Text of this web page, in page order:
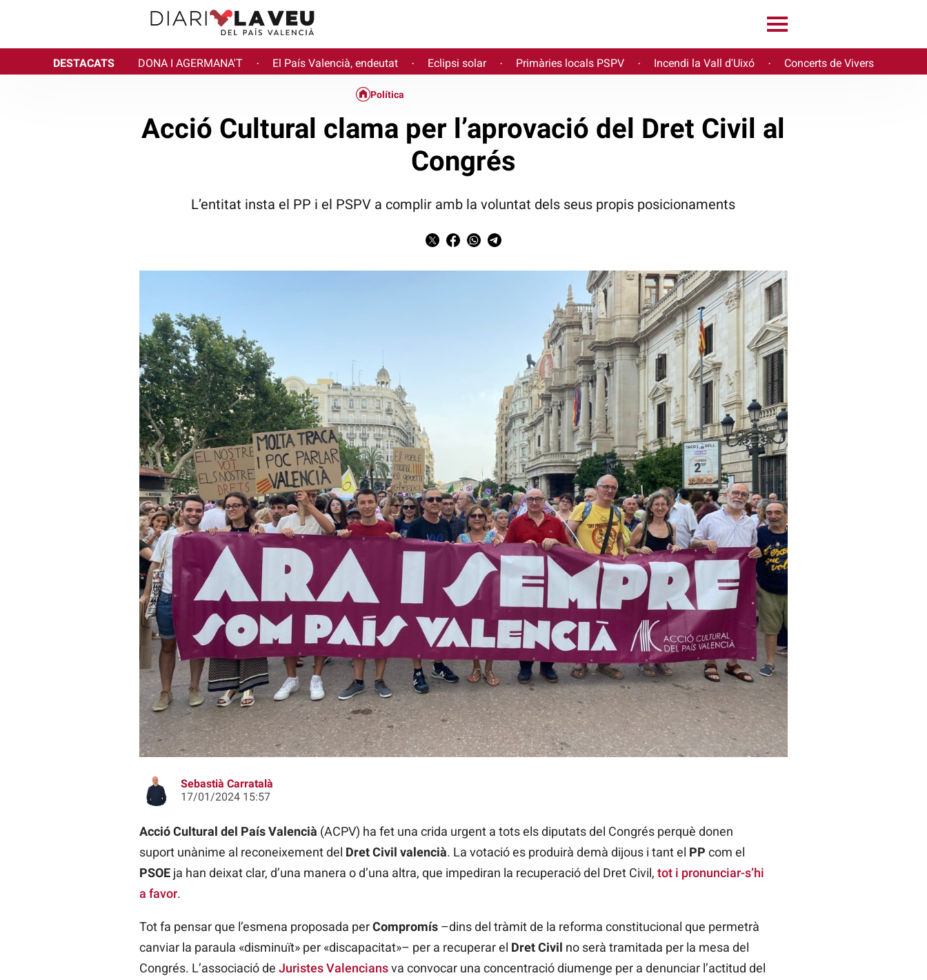
DESTACATS DONA I AGERMANA'T · El País Valencià, endeutat · Eclipsi solar · Primàries locals PSPV · Incendi la Vall d'Uixó · Concerts de Vivers
Representants d'Acció Cultural en una manifestació
Política
Acció Cultural clama per l’aprovació del Dret Civil al
Congrés
L’entitat insta el PP i el PSPV a complir amb la voluntat dels seus propis posicionaments
Sebastià Carratalà
17/01/2024 15:57
Acció Cultural del País Valencià (ACPV) ha fet una crida urgent a tots els diputats del Congrés perquè donen
suport unànime al reconeixement del Dret Civil valencià. La votació es produirà demà dijous i tant el PP com el
PSOEja han deixat clar, d’una manera o d’una altra, que impediran la recuperació del Dret Civil, tot i pronunciar-s’hi
a favor.
Tot fa pensar que l’esmena proposada perCompromís –dins del tràmit de la reforma constitucional que permetrà
canviar la paraula «disminuït» per «discapacitat»– per a recuperar el Dret Civil no serà tramitada per la mesa del
Congrés. L’associació de Juristes Valenciansva convocar una concentració diumenge per a denunciar l’actitud del